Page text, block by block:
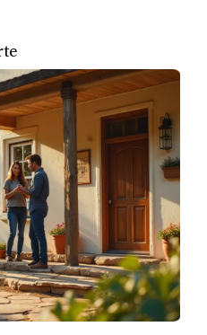
es crucial para
durante el proceso de
a considerar:
preaprobación
puedes gastar.
diferentes prestamistas
tasa posible.
Investiga si eres
o programas especiales
en Georgia.